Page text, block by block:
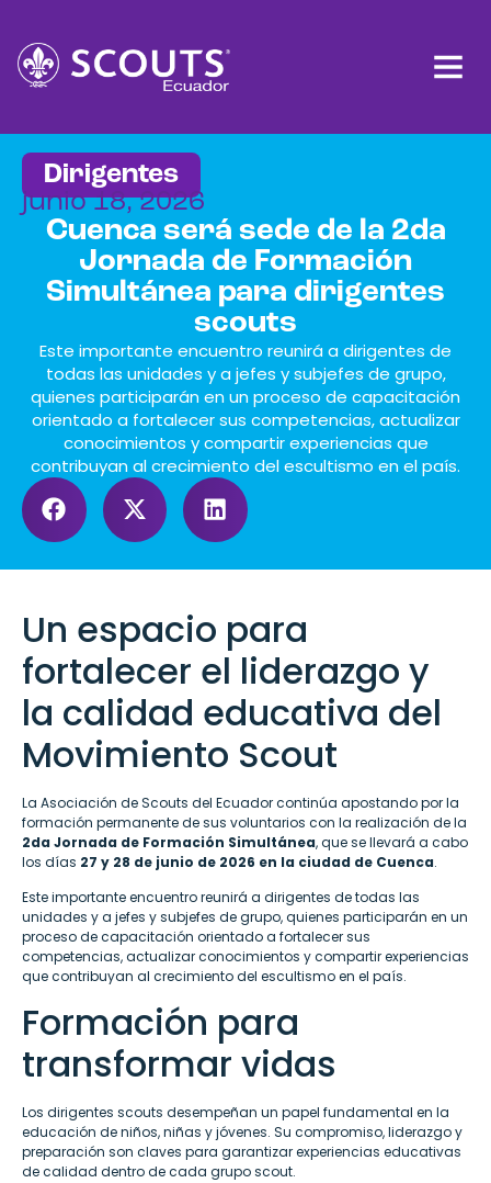
Dirigentes
junio 18, 2026
Cuenca será sede de la 2da
Jornada de Formación
Simultánea para dirigentes
scouts
Este importante encuentro reunirá a dirigentes de
todas las unidades y a jefes y subjefes de grupo,
quienes participarán en un proceso de capacitación
orientado a fortalecer sus competencias, actualizar
conocimientos y compartir experiencias que
contribuyan al crecimiento del escultismo en el país.
Un espacio para
fortalecer el liderazgo y
la calidad educativa del
Movimiento Scout
La Asociación de Scouts del Ecuador continúa apostando por la
formación permanente de sus voluntarios con la realización de la
2da Jornada de Formación Simultánea, que se llevará a cabo
los días 27 y 28 de junio de 2026 en la ciudad de Cuenca.
Este importante encuentro reunirá a dirigentes de todas las
unidades y a jefes y subjefes de grupo, quienes participarán en un
proceso de capacitación orientado a fortalecer sus
competencias, actualizar conocimientos y compartir experiencias
que contribuyan al crecimiento del escultismo en el país.
Formación para
transformar vidas
Los dirigentes scouts desempeñan un papel fundamental en la
educación de niños, niñas y jóvenes. Su compromiso, liderazgo y
preparación son claves para garantizar experiencias educativas
de calidad dentro de cada grupo scout.